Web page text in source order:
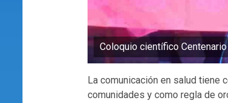
Coloquio científico
La comunicación en salud tiene
comunidades y como regla de